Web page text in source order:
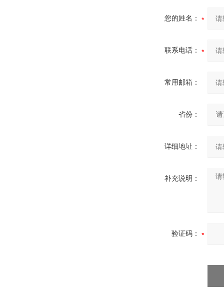
您的姓名：
联系电话：
常用邮箱：
省份：
详细地址：
补充说明：
验证码：